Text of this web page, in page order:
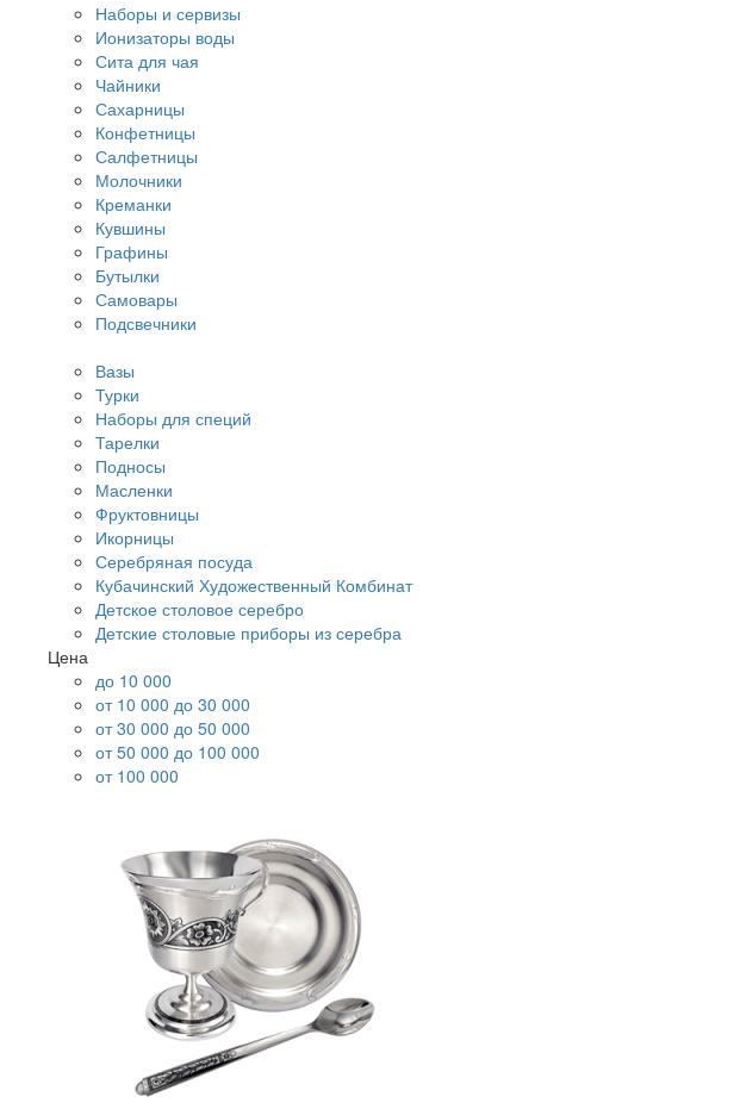
Наборы и сервизы
Ионизаторы воды
Сита для чая
Чайники
Сахарницы
Конфетницы
Салфетницы
Молочники
Креманки
Кувшины
Графины
Бутылки
Самовары
Подсвечники
Вазы
Турки
Наборы для специй
Тарелки
Подносы
Масленки
Фруктовницы
Икорницы
Серебряная посуда
Кубачинский Художественный Комбинат
Детское столовое серебро
Детские столовые приборы из серебра
Цена
до 10 000
от 10 000 до 30 000
от 30 000 до 50 000
от 50 000 до 100 000
от 100 000